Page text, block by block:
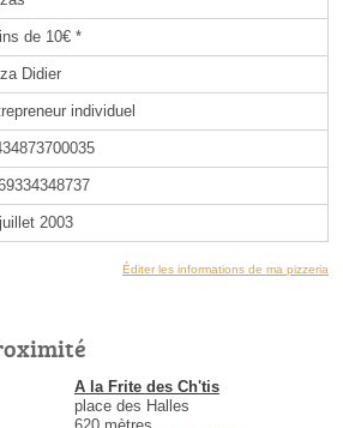
de 10€ *
Didier
individuel
2003
Éditer les informations de ma pizzeria
A la Frite des Ch'tis
place des Halles